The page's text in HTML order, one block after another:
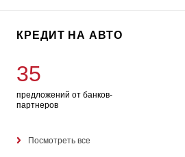
КРЕДИТ НА АВТО
35
предложений от банков-
партнеров
Посмотреть все